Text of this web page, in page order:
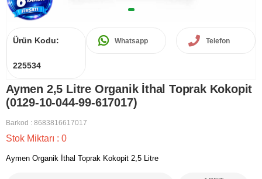
Ürün Kodu:
225534
Whatsapp Telefon
Aymen 2,5 Litre Organik İthal Toprak Kokopit
(0129-10-044-99-617017)
Barkod : 8683816617017
Stok Miktarı : 0
Aymen Organik İthal Toprak Kokopit 2,5 Litre